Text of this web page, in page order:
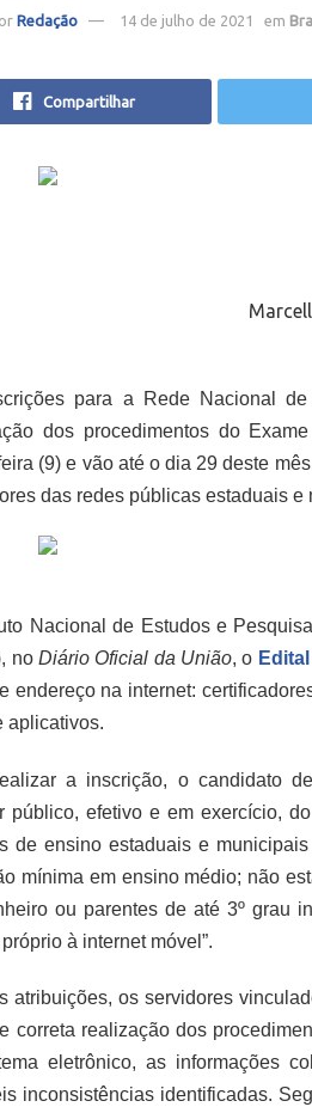
Redação 14 de julho de 2021 em
Compartilhar
para a Rede Nacional
dos procedimentos do
(9) e vão até o dia 29 deste
das redes públicas estaduais e
Nacional de Estudos e
no Diário Oficial da União, o
endereço na internet:
aplicativos.
a inscrição, o candidato
público, efetivo e em exercício,
de ensino estaduais e
mínima em ensino médio; não
ou parentes de até 3º grau
à internet móvel”.
atribuições, os servidores
correta realização dos
eletrônico, as informações
inconsistências identificadas.